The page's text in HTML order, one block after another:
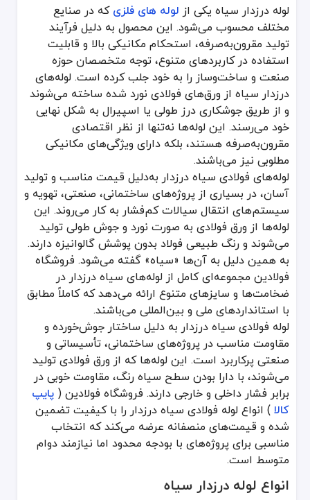
لوله درزدار سیاه یکی از لوله های فلزی که در صنایع مختلف محسوب
لوله‌های فولادی سیاه درزدار به‌دلیل قیمت مناسب و تولید آسان،
لوله فولادی سیاه درزدار به دلیل ساختار جوش‌خورده و مقاومت
انواع لوله درزدار سیاه
لوله‌های درزدار سیاه به دسته‌های مختلفی تقسیم می‌شوند که هر
لوله درزدار سبک: ضخامت کمتر و وزن پایین‌تر، مناسب برای تهویه و
لوله درزدار سنگین: ضخامت بیشتر و مقاومت بالاتر، مناسب برای
لوله جوشی درزدار: تولید شده از طریق جوشکاری مستقیم یا
ترکیبات شیمیایی و مواد اولیه
مواد اولیه نقش مهمی در کیفیت و عملکرد لوله‌های درزدار سیاه دارند:
فولاد ST37: مناسب برای کاربردهای عمومی و ساختمانی.
فولاد ST52: دارای مقاومت بالا و انعطاف‌پذیری مناسب برای فشارهای بالا.
فولاد بدون پوشش گالوانیزه: اقتصادی و مناسب برای محیط‌هایی که
فرآیند تولید و کنترل کیفیت
برش ورق فولادی به عرض و ابعاد مشخص.
فرم‌دهی ورق به شکل استوانه‌ای توسط فرآیند رول فرمینگ.
جوشکاری درز طولی یا اسپیرال با استفاده از جوشکاری قوس الکتریکی
پردازش حرارتی (آنیلینگ) جهت کاهش تنش‌های مکانیکی و بهبود
کنترل کیفیت نهایی از طریق تست‌های فشار، ضخامت‌سنجی و
استانداردها و مشخصات فنی
ASTM A53: استاندارد بین‌المللی برای لوله‌های فولادی جوشی.
API 5L: استاندارد مناسب برای انتقال نفت و گاز.
DIN 2440 و DIN 2448: استانداردهای آلمانی برای صنایع ساختمانی و صنعتی.
برای دیدن جدول استاندارد لوله‌های درزدار فولادی میتوانید به مقاله
لوله درزدار سیاه یکی از لوله های فلزیکه در صنایع
مختلف محسوب می‌شود. این محصول به دلیل فرآیند
تولید مقرون‌به‌صرفه، استحکام مکانیکی بالا و قابلیت
استفاده در کاربردهای متنوع، توجه متخصصان حوزه
صنعت و ساخت‌وساز را به خود جلب کرده است. لوله‌های
درزدار سیاه از ورق‌های فولادی نورد شده ساخته می‌شوند
و از طریق جوشکاری درز طولی یا اسپیرال به شکل نهایی
خود می‌رسند. این لوله‌ها نه‌تنها از نظر اقتصادی
مقرون‌به‌صرفه هستند، بلکه دارای ویژگی‌های مکانیکی
مطلوبی نیز می‌باشند.
لوله‌های فولادی سیاه درزدار به‌دلیل قیمت مناسب و تولید
آسان، در بسیاری از پروژه‌های ساختمانی، صنعتی، تهویه و
سیستم‌های انتقال سیالات کم‌فشار به کار می‌روند. این
لوله‌ها از ورق فولادی به صورت نورد و جوش طولی تولید
می‌شوند و رنگ طبیعی فولاد بدون پوشش گالوانیزه دارند.
به همین دلیل به آن‌ها «سیاه» گفته می‌شود. فروشگاه
فولادین مجموعه‌ای کامل از لوله‌های سیاه درزدار در
ضخامت‌ها و سایزهای متنوع ارائه می‌دهد که کاملاً مطابق
با استانداردهای ملی و بین‌المللی می‌باشند.
لوله فولادی سیاه درزدار به دلیل ساختار جوش‌خورده و
مقاومت مناسب در پروژه‌های ساختمانی، تأسیساتی و
صنعتی پرکاربرد است. این لوله‌ها که از ورق فولادی تولید
می‌شوند، با دارا بودن سطح سیاه رنگ، مقاومت خوبی در
برابر فشار داخلی و خارجی دارند. فروشگاه فولادین ( پایپ
کالا) انواع لوله فولادی سیاه درزدار را با کیفیت تضمین
شده و قیمت‌های منصفانه عرضه می‌کند که انتخاب
مناسبی برای پروژه‌های با بودجه محدود اما نیازمند دوام
متوسط است.
انواع لوله درزدار سیاه